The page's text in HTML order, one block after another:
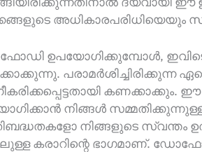
അധികാരപരിധിയെയും
ഉപയോഗിക്കുമ്പോൾ, ഇവിടെ
നിങ്ങൾ
നിങ്ങളുടെ സ്വന്തം
കരാറിന്റെ ഭാഗമാണ്.